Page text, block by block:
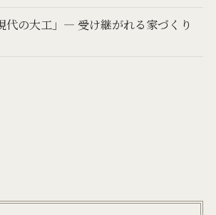
代の大工」— 受け継がれる家づくり